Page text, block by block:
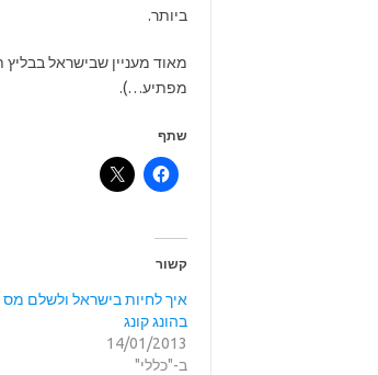
ביותר.
מאוד מעניין שבישראל
מפתיע…).
שתף
קשור
איך לחיות בישראל ולשלם מס
בהונג קונג
14/01/2013
ב-"כללי"